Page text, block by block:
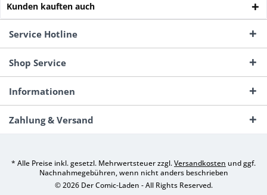
Kunden kauften auch
Service Hotline
Shop Service
Informationen
Zahlung & Versand
* Alle Preise inkl. gesetzl. Mehrwertsteuer zzgl.Versandkosten und ggf.
Nachnahmegebühren, wenn nicht anders beschrieben
© 2026 Der Comic-Laden - All Rights Reserved.